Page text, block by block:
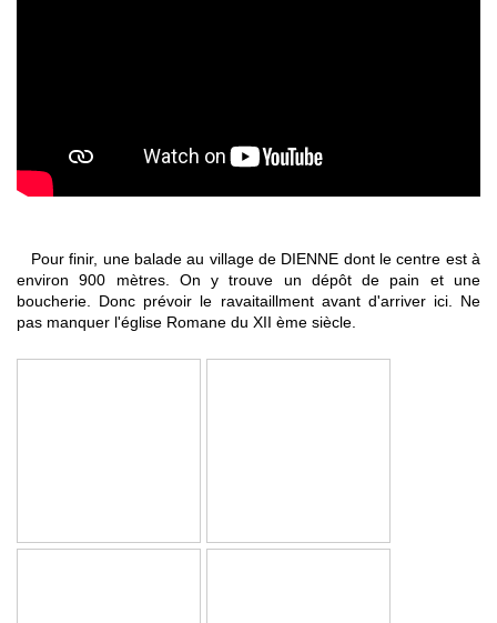
Pour finir, une balade au village de DIENNE dont le centre est à
environ 900 mètres. On y trouve un dépôt de pain et une
boucherie. Donc prévoir le ravaitaillment avant d'arriver ici. Ne
pas manquer l'église Romane du XII ème siècle.